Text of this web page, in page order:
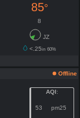
85°
8
JZ
<.25in 60%
Offline
AQI:
53 pm25